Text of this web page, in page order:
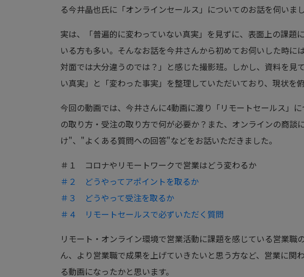
る今井晶也氏に「オンラインセールス」についてのお話を伺いまし
実は、「普遍的に変わっていない真実」を見ずに、表面上の課題
いる方も多い。そんなお話を今井さんから初めてお伺いした時に
対面では大分違うのでは？」と感じた撮影班。しかし、資料を見
い真実」と「変わった事実」を整理していただいており、現状を
今回の動画では、今井さんに4動画に渡り「リモートセールス」
の取り方・受注の取り方で何が必要か？また、オンラインの商
け"、"よくある質問への回答"などをお話いただきました。
＃１ コロナやリモートワークで営業はどう変わるか
＃２ どうやってアポイントを取るか
＃３ どうやって受注を取るか
＃４ リモートセールスで必ずいただく質問
リモート・オンライン環境で営業活動に課題を感じている営業職
ん、より営業職で成果を上げていきたいと思う方など、営業に関
る動画になったかと思います。